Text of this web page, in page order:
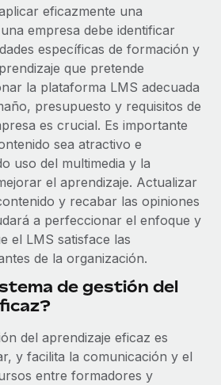
herramienta de IA con Remote
MCP.
con herramientas empresariales
experta en RR. HH. globales
de antecedentes
de cribado de candidatos.
de cumplimiento
estratégicos
de los RR. HH. globales en tu
flexible.
de colaborar con nosotros.
Próximamente
y automatización con IA.
y talento
recursos
eficazmente una
empresa debe identificar
específicas de formación y
que pretende
la plataforma LMS adecuada
presupuesto y requisitos de
es crucial. Es importante
sea atractivo e
uso del multimedia y la
el aprendizaje. Actualizar
y recabar las opiniones
a perfeccionar el enfoque y
el LMS satisface las
de la organización.
de gestión del
del aprendizaje eficaz es
y facilita la comunicación y el
entre formadores y